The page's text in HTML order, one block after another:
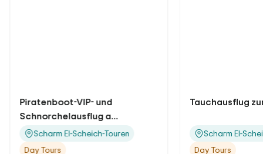
Piratenboot-VIP- und
Schnorchelausflug a...
Scharm El-Scheich-Touren
Day Tours
Tauchausflug
Scharm El-
Day Tours